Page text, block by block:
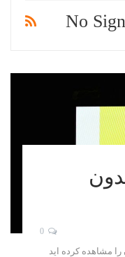
0
مشاهده کرده اید